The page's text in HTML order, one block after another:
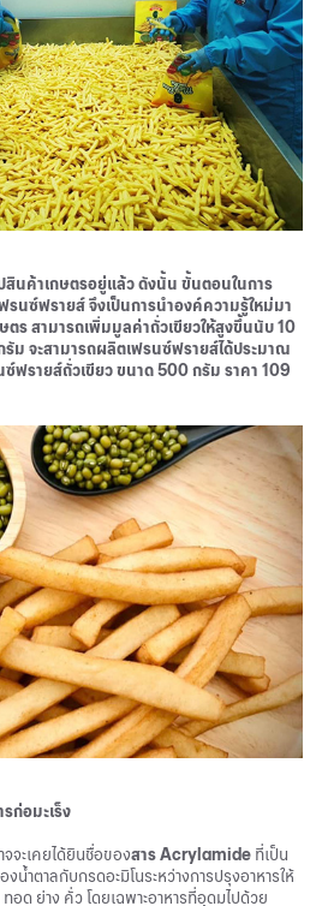
สินค้าเกษตรอยู่แล้ว ดังนั้น ขั้นตอนในการ
รนซ์ฟรายส์ จึงเป็นการนำองค์ความรู้ใหม่มา
ตร สามารถเพิ่มมูลค่าถั่วเขียวให้สูงขึ้นนับ 10
รัม จะสามารถผลิตเฟรนซ์ฟรายส์ได้ประมาณ
ซ์ฟรายส์ถั่วเขียว ขนาด 500 กรัม ราคา 109
ก่อมะเร็ง
จะเคยได้ยินชื่อของสาร Acrylamide ที่เป็น
งน้ำตาลกับกรดอะมิโนระหว่างการปรุงอาหารให้
อด ย่าง คั่ว โดยเฉพาะอาหารที่อุดมไปด้วย